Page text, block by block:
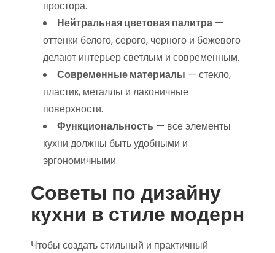
простора.
Нейтральная цветовая палитра —
оттенки белого, серого, черного и бежевого
делают интерьер светлым и современным.
Современные материалы — стекло,
пластик, металлы и лаконичные
поверхности.
Функциональность — все элементы
кухни должны быть удобными и
эргономичными.
Советы по дизайну
кухни в стиле модерн
Чтобы создать стильный и практичный